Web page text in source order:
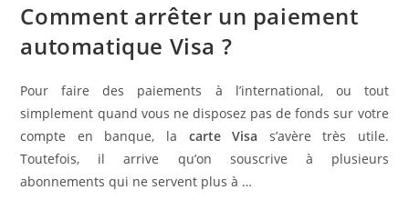
Comment arrêter un paiement
automatique Visa ?
Pour faire des paiements à l’international, ou tout
simplement quand vous ne disposez pas de fonds sur votre
compte en banque, la carte Visa s’avère très utile.
Toutefois, il arrive qu’on souscrive à plusieurs
abonnements qui ne servent plus à …